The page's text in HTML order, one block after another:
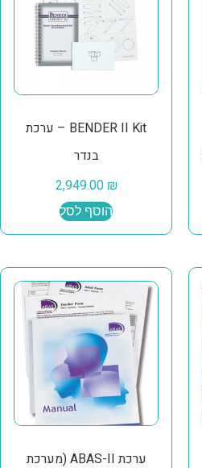
BENDER II Kit – ערכת
בנדר
2,949.00 ₪
הוסף לסל
ערכת ABAS-II (מערכת